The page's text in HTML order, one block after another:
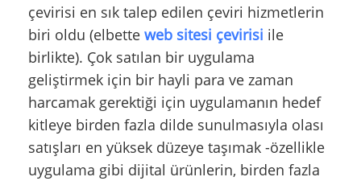
çevirisi en sık talep edilen çeviri hizmetlerin
biri oldu (elbette web sitesi çevirisi ile
birlikte). Çok satılan bir uygulama
geliştirmek için bir hayli para ve zaman
harcamak gerektiği için uygulamanın hedef
kitleye birden fazla dilde sunulmasıyla olası
satışları en yüksek düzeye taşımak -özellikle
uygulama gibi dijital ürünlerin, birden fazla